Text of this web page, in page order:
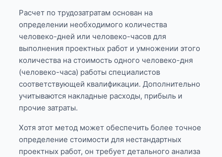
Расчет по трудозатратам основан на
определении необходимого количества
человеко-дней или человеко-часов для
выполнения проектных работ и умножении этого
количества на стоимость одного человеко-дня
(человеко-часа) работы специалистов
соответствующей квалификации. Дополнительно
учитываются накладные расходы, прибыль и
прочие затраты.
Хотя этот метод может обеспечить более точное
определение стоимости для нестандартных
проектных работ, он требует детального анализа